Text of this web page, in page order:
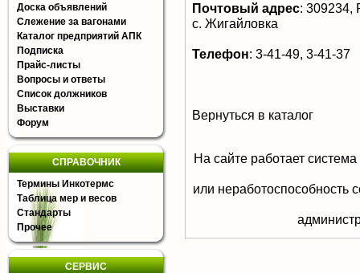
Доска объявлений
Слежение за вагонами
Каталог предприятий АПК
Подписка
Прайс-листы
Вопросы и ответы
Список должников
Выставки
Форум
СПРАВОЧНИК
Термины Инкотермс
Таблица мер и весов
Стандарты
Прочее
СЕРВИС
Почтовый адрес: 309234,
с. Жигайловка
Телефон: 3-41-49, 3-41-37
Вернуться в каталог
На сайте работает
или неработоспособность